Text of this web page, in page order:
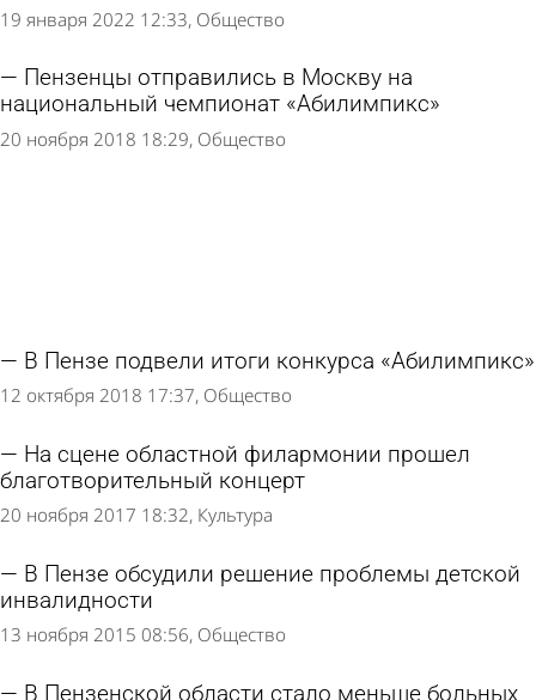
19 января 2022 12:33 Общество
Пензенцы отправились в Москву на
национальный чемпионат «Абилимпикс»
20 ноября 2018 18:29 Общество
В Пензе подвели итоги конкурса «Абилимпикс»
12 октября 2018 17:37 Общество
На сцене областной филармонии прошел
благотворительный концерт
20 ноября 2017 18:32 Культура
В Пензе обсудили решение проблемы детской
инвалидности
13 ноября 2015 08:56 Общество
В Пензенской области стало меньше больных